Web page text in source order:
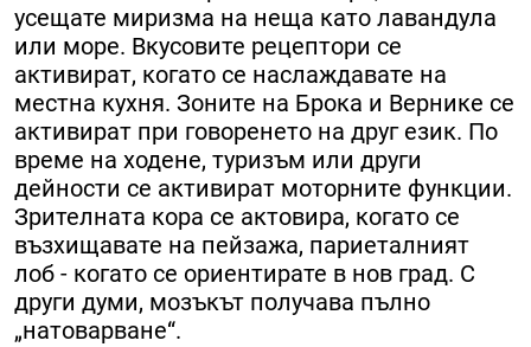
усещате миризма на неща като лавандула
или море. Вкусовите рецептори се
активират, когато се наслаждавате на
местна кухня. Зоните на Брока и Вернике се
активират при говоренето на друг език. По
време на ходене, туризъм или други
дейности се активират моторните функции.
Зрителната кора се актовира, когато се
възхищавате на пейзажа, париеталният
лоб - когато се ориентирате в нов град. С
други думи, мозъкът получава пълно
„натоварване“.